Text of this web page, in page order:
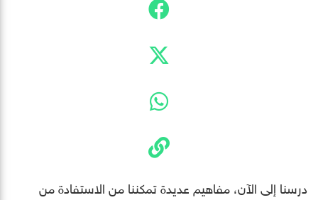
درسنا إلى الآن، مفاهيم عديدة تمكننا من الاستفادة من